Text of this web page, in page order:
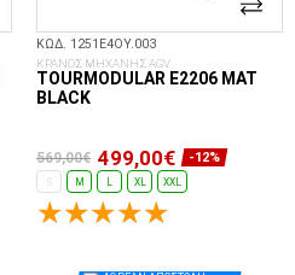
ΚΩΔ. 1251E4OY.003
ΚΡΑΝΟΣ ΜΗΧΑΝΗΣ AGV
TOURMODULAR E2206 MAT
BLACK
569,00€ 499,00€ -12%
S M XL XXL